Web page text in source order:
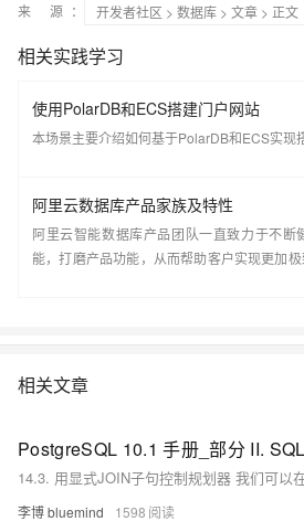
来 源：
开发者社区 > 数据库 > 文章 > 正文
相关实践学习
使用PolarDB和ECS搭建门户网站
本场景主要介绍如何基于PolarDB和ECS实现
阿里云数据库产品家族及特性
阿里云智能数据库产品团队一直致力于不断
能，打磨产品功能，从而帮助客户实现更加极
扩展能力、并利用云设施进一步降低企业成
台，为阿里巴巴经济体以及各个行业的企业客
数据库产品家族及特性。
相关文章
李博 bluemind 1598